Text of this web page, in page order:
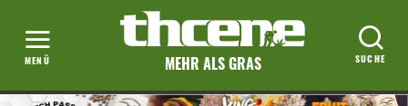
MEHR ALS GRAS